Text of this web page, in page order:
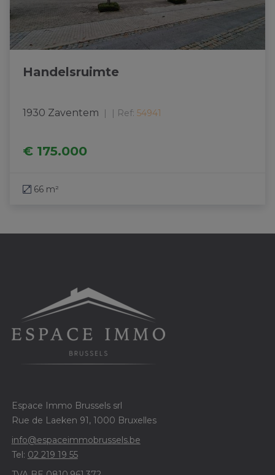
Handelsruimte
1930 Zaventem | Ref: 54941
€ 175.000
66 m²
Espace Immo Brussels srl
Rue de Laeken 91, 1000 Bruxelles
info@espaceimmobrussels.be
Tel: 02 219 19 55